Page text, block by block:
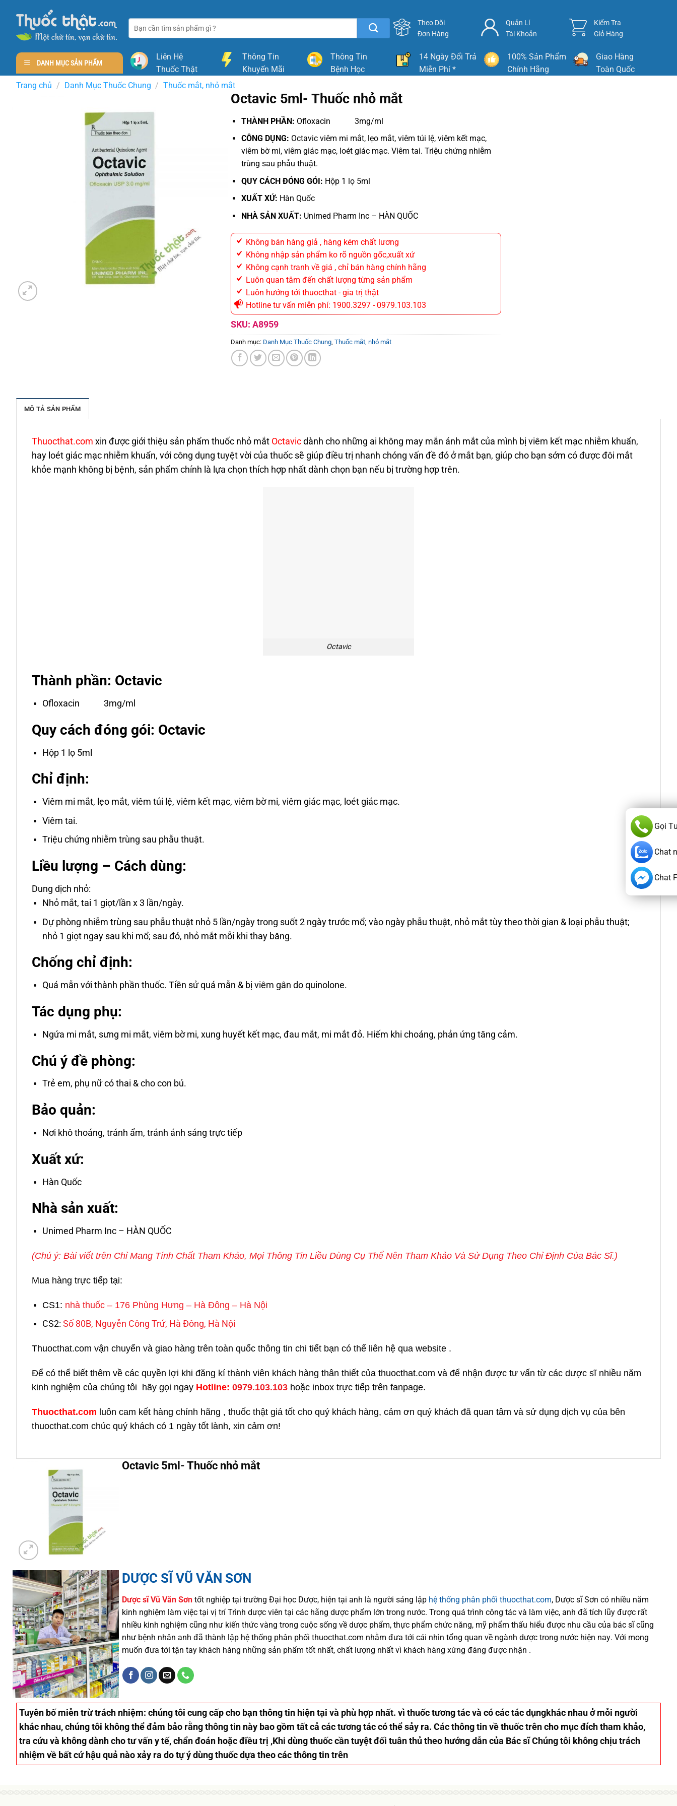
content
kiếm:
Theo Dõi
Đơn Hàng
Quản Lí
Tài Khoản
Kiểm Tra
Giỏ Hàng
DANH MỤC SẢN PHẨM
Liên Hệ
Thuốc Thật
Thông Tin
Khuyến Mãi
Thông Tin
Bệnh Học
14 Ngày Đổi Trả
Miễn Phí *
100% Sản Phẩm
Chính Hãng
Giao Hàng
Toàn Quốc
Trang chủ / Danh Mục Thuốc Chung / Thuốc mắt, nhỏ mắt
Octavic 5ml- Thuốc nhỏ mắt
THÀNH PHẦN: Ofloxacin 3mg/ml
CÔNG DỤNG: Octavic viêm mi mắt, lẹo mắt, viêm túi lệ, viêm kết mạc,
viêm bờ mi, viêm giác mạc, loét giác mạc. Viêm tai. Triệu chứng nhiễm
trùng sau phẫu thuật.
QUY CÁCH ĐÓNG GÓI: Hộp 1 lọ 5ml
XUẤT XỨ: Hàn Quốc
NHÀ SẢN XUẤT: Unimed Pharm Inc – HÀN QUỐC
Không bán hàng giả , hàng kém chất lương
Không nhập sản phẩm ko rõ nguồn gốc,xuất xứ
Không cạnh tranh về giá , chỉ bán hàng chính hãng
Luôn quan tâm đến chất lượng từng sản phẩm
Luôn hướng tới thuocthat - gia trị thật
Hotline tư vấn miễn phí: 1900.3297 - 0979.103.103
SKU: A8959
Danh mục: Danh Mục Thuốc Chung, Thuốc mắt, nhỏ mắt
MÔ TẢ SẢN PHẨM
Thuocthat.com xin được giới thiệu sản phẩm thuốc nhỏ mắt Octavic dành cho những ai không may mắn ánh mắt của mình bị viêm kết mạc nhiễm khuẩn,
hay loét giác mạc nhiễm khuẩn, với công dụng tuyệt vời của thuốc sẽ giúp điều trị nhanh chóng vấn đề đó ở mắt bạn, giúp cho bạn sớm có được đôi mắt
khỏe mạnh không bị bệnh, sản phẩm chính là lựa chọn thích hợp nhất dành chọn bạn nếu bị trường hợp trên.
Octavic
Thành phần: Octavic
Ofloxacin 3mg/ml
Quy cách đóng gói: Octavic
Hộp 1 lọ 5ml
Chỉ định:
Viêm mi mắt, lẹo mắt, viêm túi lệ, viêm kết mạc, viêm bờ mi, viêm giác mạc, loét giác mạc.
Viêm tai.
Triệu chứng nhiễm trùng sau phẫu thuật.
Liều lượng – Cách dùng:
Dung dịch nhỏ:
Nhỏ mắt, tai 1 giọt/lần x 3 lần/ngày.
Dự phòng nhiễm trùng sau phẫu thuật nhỏ 5 lần/ngày trong suốt 2 ngày trước mổ; vào ngày phẫu thuật, nhỏ mắt tùy theo thời gian & loại phẫu thuật;
nhỏ 1 giọt ngay sau khi mổ; sau đó, nhỏ mắt mỗi khi thay băng.
Chống chỉ định:
Quá mẫn với thành phần thuốc. Tiền sử quá mẫn & bị viêm gân do quinolone.
Tác dụng phụ:
Ngứa mi mắt, sưng mi mắt, viêm bờ mi, xung huyết kết mạc, đau mắt, mi mắt đỏ. Hiếm khi choáng, phản ứng tăng cảm.
Chú ý đề phòng:
Trẻ em, phụ nữ có thai & cho con bú.
Bảo quản:
Nơi khô thoáng, tránh ẩm, tránh ánh sáng trực tiếp
Xuất xứ:
Hàn Quốc
Nhà sản xuất:
Unimed Pharm Inc – HÀN QUỐC
(Chú ý: Bài viết trên Chỉ Mang Tính Chất Tham Khảo, Mọi Thông Tin Liều Dùng Cụ Thể Nên Tham Khảo Và Sử Dụng Theo Chỉ Định Của Bác Sĩ.)
Mua hàng trực tiếp tại:
CS1: nhà thuốc – 176 Phùng Hưng – Hà Đông – Hà Nội
CS2: Số 80B, Nguyễn Công Trứ, Hà Đông, Hà Nội
Thuocthat.com vận chuyển và giao hàng trên toàn quốc thông tin chi tiết bạn có thể liên hệ qua website .
Để có thể biết thêm về các quyền lợi khi đăng kí thành viên khách hàng thân thiết của thuocthat.com và để nhận được tư vấn từ các dược sĩ nhiều năm
kinh nghiệm của chúng tôi hãy gọi ngay Hotline: 0979.103.103 hoặc inbox trực tiếp trên fanpage.
Thuocthat.com luôn cam kết hàng chính hãng , thuốc thật giá tốt cho quý khách hàng, cảm ơn quý khách đã quan tâm và sử dụng dịch vụ của bên
thuocthat.com chúc quý khách có 1 ngày tốt lành, xin cảm ơn!
Octavic 5ml- Thuốc nhỏ mắt
DƯỢC SĨ VŨ VĂN SƠN
Dược sĩVũ Văn Sơntốt nghiệp tại trường Đại học Dược, hiện tại anh là người sáng lập hệ thống phân phối thuocthat.com, Dược sĩSơn có nhiều năm
kinh nghiệm làm việc tại vị trí Trình dược viên tại các hãng dược phẩm lớn trong nước. Trong quá trình công tác và làm việc, anh đã tích lũy được rất
nhiều kinh nghiệm cũng nhưkiến thức vàng trong cuộc sống về dược phẩm,thực phẩm chức năng, mỹ phẩm thấu hiểu đượcnhu cầu của bác sĩcũng
nhưbệnh nhân anh đã thành lập hệ thống phân phối thuocthat.com nhằm đưa tới cái nhìn tổng quan về ngành dược trong nướchiện nay. Với mong
muốn đưa tới tận tay khách hàng những sản phẩm tốt nhất, chất lượng nhất vì khách hàng xứng đáng được nhận .
Tuyên bố miễn trừ trách nhiệm: chúng tôi cung cấp cho bạn thông tin hiện tại và phù hợp nhất. vì thuốc tương tác và có các tác dụngkhác nhau ở mỗi người
khác nhau, chúng tôi không thể đảm bảo rằng thông tin này bao gồm tất cả các tương tác có thể sảy ra. Các thông tin về thuốc trên cho mục đích tham khảo,
tra cứu và không dành cho tư vấn y tế, chẩn đoán hoặc điều trị ,Khi dùng thuốc cần tuyệt đối tuân thủ theo hướng dẫn của Bác sĩ Chúng tôi không chịu trách
nhiệm về bất cứ hậu quả nào xảy ra do tự ý dùng thuốc dựa theo các thông tin trên
Gọi
Chat
Chat